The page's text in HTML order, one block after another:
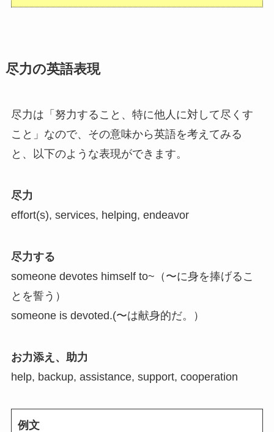
尽力の英語表現
尽力は「努力すること、特に他人に対して尽くす
こと」なので、その意味から英語を考えてみる
と、以下のような表現ができます。
尽力
effort(s), services, helping, endeavor
尽力する
someone devotes himself to~（〜に身を捧げるこ
とを誓う）
someone is devoted.(〜は献身的だ。）
お力添え、助力
help, backup, assistance, support, cooperation
例文